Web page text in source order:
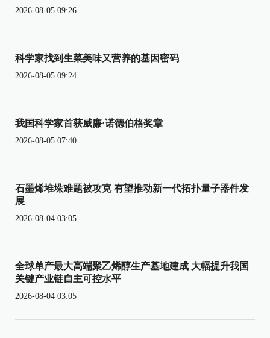
2026-08-05 09:26
科学家找到生菜美味又营养的基因密码
2026-08-05 09:24
我国科学家首获威廉·诺德伯格奖章
2026-08-05 07:40
石墨烯堆垛难题被攻克 有望推动新一代拓扑量子器件发
展
2026-08-04 03:05
全球单产最大高端聚乙烯醇生产基地建成 大幅提升我国
关键产业链自主可控水平
2026-08-04 03:05